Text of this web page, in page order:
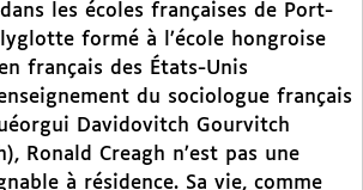
les écoles françaises de Port-
formé à l’école hongroise
français des États-Unis
du sociologue français
Davidovitch Gourvitch
Ronald Creagh n’est pas une
à résidence. Sa vie, comme